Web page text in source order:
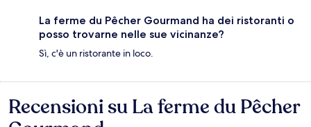
La ferme du Pêcher Gourmand ha dei ristoranti o
posso trovarne nelle sue vicinanze?
Sì, c'è un ristorante in loco.
Recensioni
Recensioni su La ferme du Pêcher